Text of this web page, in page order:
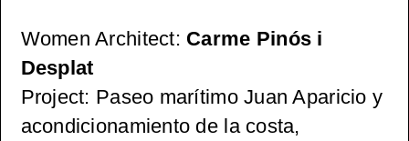
Women Architect: Carme Pinós i
Desplat
Project: Paseo marítimo Juan Aparicio y
acondicionamiento de la costa,